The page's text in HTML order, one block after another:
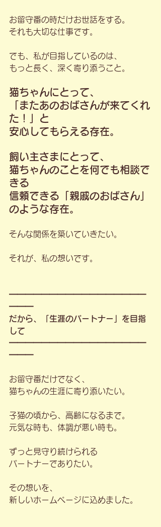
お留守番の時だけお世話をする。
それも大切な仕事です。
でも、私が目指しているのは、
もっと長く、深く寄り添うこと。
猫ちゃんにとって、
「またあのおばさんが来てくれ
た！」と
安心してもらえる存在。
飼い主さまにとって、
猫ちゃんのことを何でも相談で
きる
信頼できる「親戚のおばさん」
のような存在。
そんな関係を築いていきたい。
それが、私の想いです。
━━━━━━━━━━━━━━━━━
━━━
だから、「生涯のパートナー」を目指
して
━━━━━━━━━━━━━━━━━
━━━
お留守番だけでなく、
猫ちゃんの生涯に寄り添いたい。
子猫の頃から、高齢になるまで。
元気な時も、体調が悪い時も。
ずっと見守り続けられる
パートナーでありたい。
その想いを、
新しいホームページに込めました。